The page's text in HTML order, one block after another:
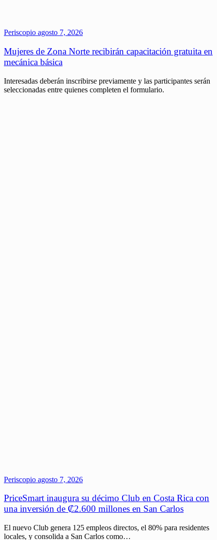
Periscopio agosto 7, 2026
Mujeres de Zona Norte recibirán capacitación gratuita en
mecánica básica
Interesadas deberán inscribirse previamente y las participantes serán
seleccionadas entre quienes completen el formulario.
Periscopio agosto 7, 2026
PriceSmart inaugura su décimo Club en Costa Rica con
una inversión de ₡2.600 millones en San Carlos
El nuevo Club genera 125 empleos directos, el 80% para residentes
locales, y consolida a San Carlos como…